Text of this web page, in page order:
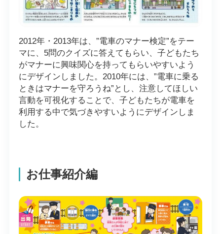
2012年・2013年は、”電車のマナー検定”をテー
マに、5問のクイズに答えてもらい、子どもたち
がマナーに興味関心を持ってもらいやすいよう
にデザインしました。2010年には、”電車に乗る
ときはマナーを守ろうね”とし、注意してほしい
言動を可視化することで、子どもたちが電車を
利用する中で気づきやすいようにデザインしま
した。
お仕事紹介編